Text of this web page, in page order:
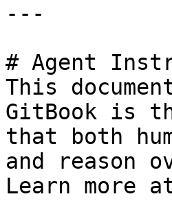
---
# Agent
This
GitBook is
that both
and reason
Learn more